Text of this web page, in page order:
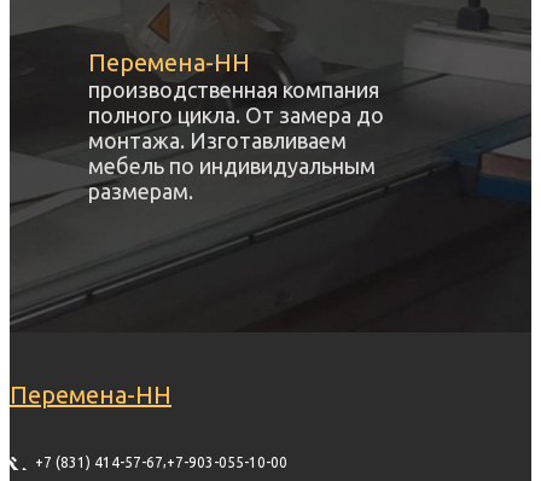
Перемена-НН
производственная компания
полного цикла. От замера до
монтажа. Изготавливаем
мебель по индивидуальным
размерам.
Перемена-НН
+7 (831) 414-57-67,+7-903-055-10-00